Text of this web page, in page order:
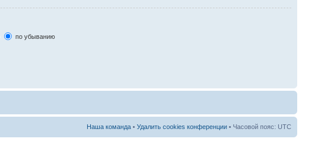
по убыванию
Наша команда • Удалить cookies конференции • Часовой пояс: UTC